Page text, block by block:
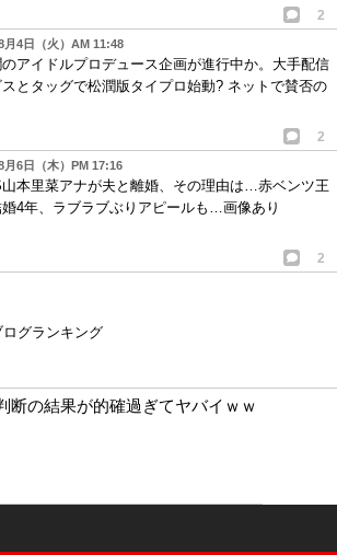
2
月4日（火）AM 11:48
アイドルプロデュース企画が進行中か。大手配信
とタッグで松潤版タイプロ始動? ネットで賛否の
2
月6日（木）PM 17:16
本里菜アナが夫と離婚、その理由は…赤ベンツ王
4年、ラブラブぶりアピールも…画像あり
2
ログランキング
断の結果が的確過ぎてヤバイｗｗ